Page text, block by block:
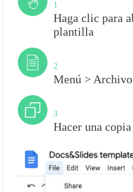
1
Haga clic para
plantilla
2
Menú > Archivo
3
Hacer una copia